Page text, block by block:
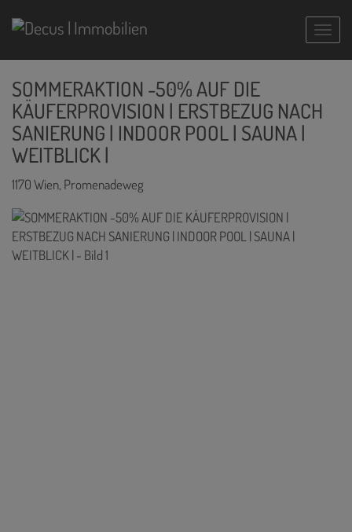
SOMMERAKTION -50% AUF DIE
KÄUFERPROVISION | ERSTBEZUG NACH
SANIERUNG | INDOOR POOL | SAUNA |
WEITBLICK |
1170 Wien, Promenadeweg